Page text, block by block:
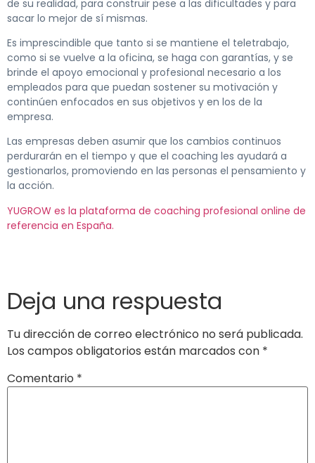
de su realidad, para construir pese a las dificultades y para
sacar lo mejor de sí mismas.
Es imprescindible que tanto si se mantiene el teletrabajo,
como si se vuelve a la oficina, se haga con garantías, y se
brinde el apoyo emocional y profesional necesario a los
empleados para que puedan sostener su motivación y
continúen enfocados en sus objetivos y en los de la
empresa.
Las empresas deben asumir que los cambios continuos
perdurarán en el tiempo y que el coaching les ayudará a
gestionarlos, promoviendo en las personas el pensamiento y
la acción.
YUGROW es la plataforma de coaching profesional online de
referencia en España.
Deja una respuesta
Tu dirección de correo electrónico no será publicada.
Los campos obligatorios están marcados con *
Comentario *